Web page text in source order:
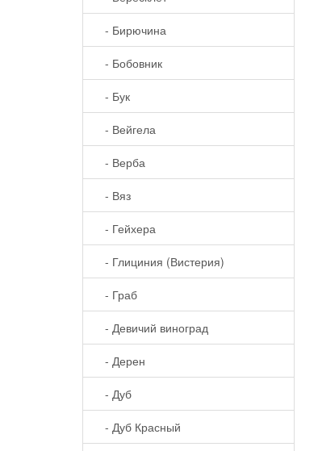
- Бирючина
- Бобовник
- Бук
- Вейгела
- Верба
- Вяз
- Гейхера
- Глициния (Вистерия)
- Граб
- Девичий виноград
- Дерен
- Дуб
- Дуб Красный